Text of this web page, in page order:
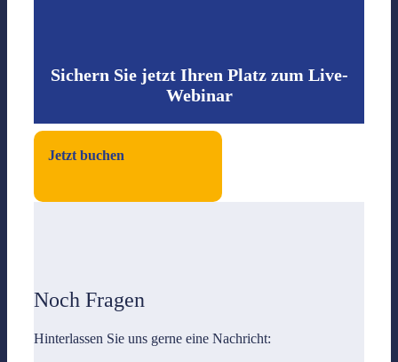
Sichern Sie jetzt Ihren Platz zum Live-
Webinar
Jetzt buchen
Noch Fragen
Hinterlassen Sie uns gerne eine Nachricht: